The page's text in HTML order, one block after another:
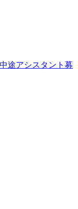
途アシスタント募